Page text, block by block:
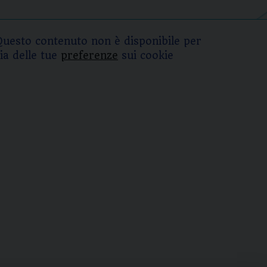
contenuto non è disponibile per
delle tue preferenze sui cookie